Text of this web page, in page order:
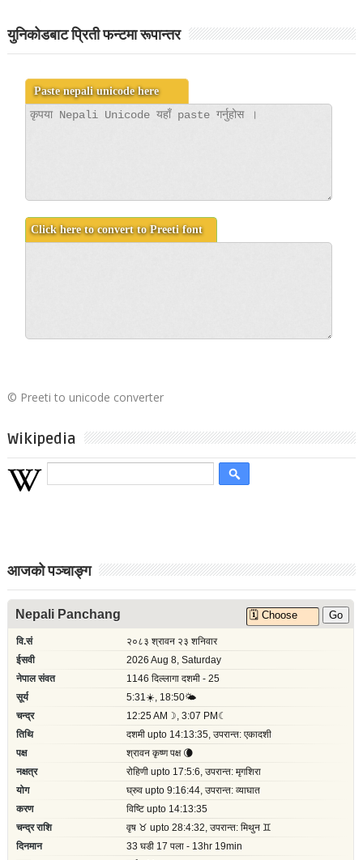
युनिकोडबाट प्रिती फन्टमा रूपान्तर
© Preeti to unicode converter
Wikipedia
आजको पञ्चाङ्ग